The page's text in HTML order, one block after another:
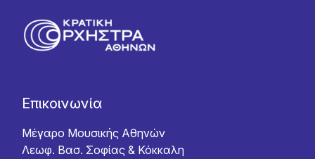
Επικοινωνία
Μέγαρο Μουσικής Αθηνών
Λεωφ. Βασ. Σοφίας & Κόκκαλη